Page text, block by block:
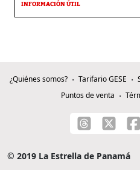
INFORMACIÓN ÚTIL
¿Quiénes somos? Tarifario GESE
Puntos de venta
© 2019 La Estrella de Panamá